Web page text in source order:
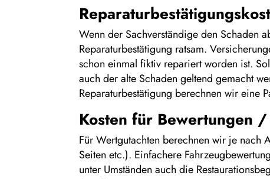
Wenn der Sachverständige den Schaden
Reparaturbestätigung ratsam.
schon einmal fiktiv repariert worden ist.
auch der alte Schaden geltend gemacht
Reparaturbestätigung berechnen wir eine
Kosten für Bewertungen
Für Wertgutachten berechnen wir je nach
Seiten etc.). Einfachere
unter Umständen auch die